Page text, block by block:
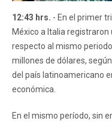
12:43 hrs. - En el primer
México a Italia
respecto al mismo
millones de dólares,
del país latinoamericano
económica.
En el mismo período, sin